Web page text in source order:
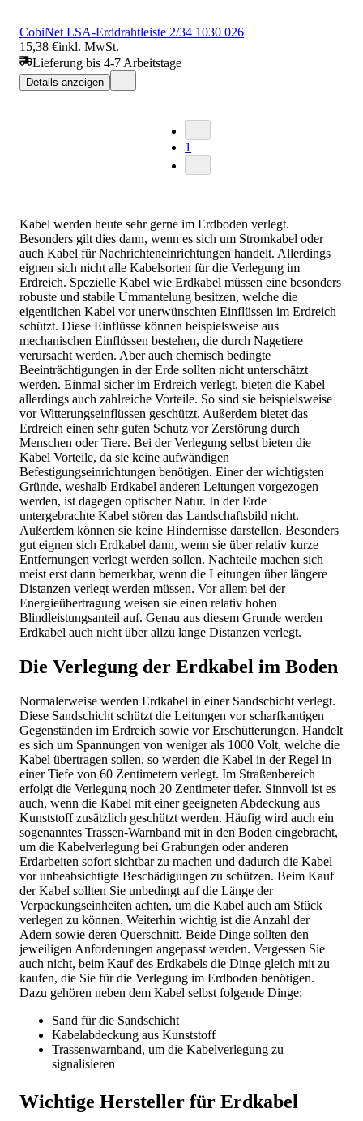
CobiNet LSA-Erddrahtleiste 2/34 1030 026
15,38 €inkl. MwSt.
Lieferung bis 4-7 Arbeitstage
Details anzeigen
1
Kabel werden heute sehr gerne im Erdboden verlegt.
Besonders gilt dies dann, wenn es sich um Stromkabel oder
auch Kabel für Nachrichteneinrichtungen handelt. Allerdings
eignen sich nicht alle Kabelsorten für die Verlegung im
Erdreich. Spezielle Kabel wie Erdkabel müssen eine besonders
robuste und stabile Ummantelung besitzen, welche die
eigentlichen Kabel vor unerwünschten Einflüssen im Erdreich
schützt. Diese Einflüsse können beispielsweise aus
mechanischen Einflüssen bestehen, die durch Nagetiere
verursacht werden. Aber auch chemisch bedingte
Beeinträchtigungen in der Erde sollten nicht unterschätzt
werden. Einmal sicher im Erdreich verlegt, bieten die Kabel
allerdings auch zahlreiche Vorteile. So sind sie beispielsweise
vor Witterungseinflüssen geschützt. Außerdem bietet das
Erdreich einen sehr guten Schutz vor Zerstörung durch
Menschen oder Tiere. Bei der Verlegung selbst bieten die
Kabel Vorteile, da sie keine aufwändigen
Befestigungseinrichtungen benötigen. Einer der wichtigsten
Gründe, weshalb Erdkabel anderen Leitungen vorgezogen
werden, ist dagegen optischer Natur. In der Erde
untergebrachte Kabel stören das Landschaftsbild nicht.
Außerdem können sie keine Hindernisse darstellen. Besonders
gut eignen sich Erdkabel dann, wenn sie über relativ kurze
Entfernungen verlegt werden sollen. Nachteile machen sich
meist erst dann bemerkbar, wenn die Leitungen über längere
Distanzen verlegt werden müssen. Vor allem bei der
Energieübertragung weisen sie einen relativ hohen
Blindleistungsanteil auf. Genau aus diesem Grunde werden
Erdkabel auch nicht über allzu lange Distanzen verlegt.
Die Verlegung der Erdkabel im Boden
Normalerweise werden Erdkabel in einer Sandschicht verlegt.
Diese Sandschicht schützt die Leitungen vor scharfkantigen
Gegenständen im Erdreich sowie vor Erschütterungen. Handelt
es sich um Spannungen von weniger als 1000 Volt, welche die
Kabel übertragen sollen, so werden die Kabel in der Regel in
einer Tiefe von 60 Zentimetern verlegt. Im Straßenbereich
erfolgt die Verlegung noch 20 Zentimeter tiefer. Sinnvoll ist es
auch, wenn die Kabel mit einer geeigneten Abdeckung aus
Kunststoff zusätzlich geschützt werden. Häufig wird auch ein
sogenanntes Trassen-Warnband mit in den Boden eingebracht,
um die Kabelverlegung bei Grabungen oder anderen
Erdarbeiten sofort sichtbar zu machen und dadurch die Kabel
vor unbeabsichtigte Beschädigungen zu schützen. Beim Kauf
der Kabel sollten Sie unbedingt auf die Länge der
Verpackungseinheiten achten, um die Kabel auch am Stück
verlegen zu können. Weiterhin wichtig ist die Anzahl der
Adern sowie deren Querschnitt. Beide Dinge sollten den
jeweiligen Anforderungen angepasst werden. Vergessen Sie
auch nicht, beim Kauf des Erdkabels die Dinge gleich mit zu
kaufen, die Sie für die Verlegung im Erdboden benötigen.
Dazu gehören neben dem Kabel selbst folgende Dinge:
Sand für die Sandschicht
Kabelabdeckung aus Kunststoff
Trassenwarnband, um die Kabelverlegung zu
signalisieren
Wichtige Hersteller für Erdkabel